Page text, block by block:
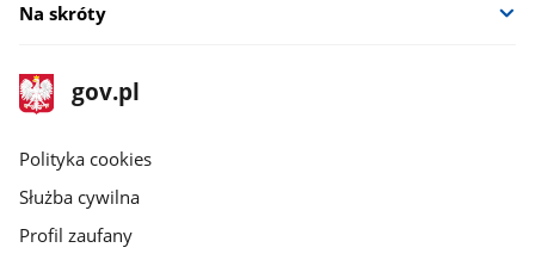
Na skróty
stopka
gov.pl
Strona
gov.pl
gov.pl
Polityka cookies
Służba cywilna
Profil zaufany